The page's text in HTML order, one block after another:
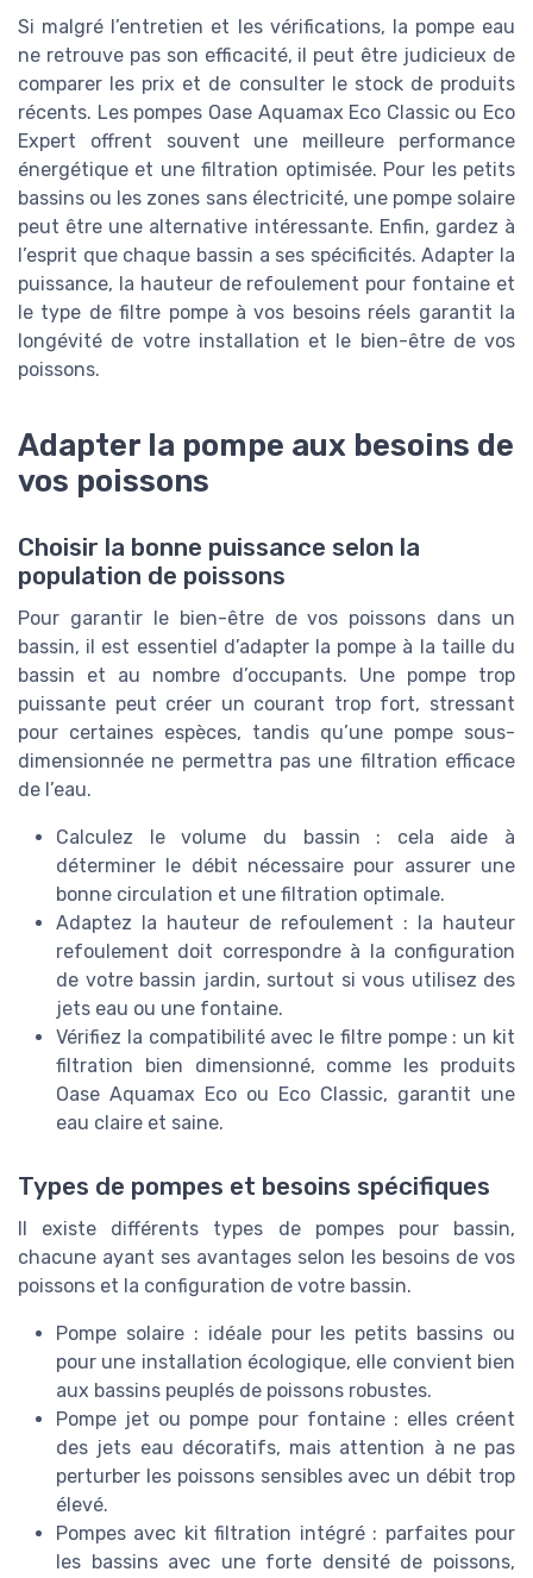
Si malgré l’entretien et les vérifications, la pompe eau
ne retrouve pas son efficacité, il peut être judicieux de
comparer les prix et de consulter le stock de produits
récents. Les pompes Oase Aquamax Eco Classic ou Eco
Expert offrent souvent une meilleure performance
énergétique et une filtration optimisée. Pour les petits
bassins ou les zones sans électricité, une pompe solaire
peut être une alternative intéressante. Enfin, gardez à
l’esprit que chaque bassin a ses spécificités. Adapter la
puissance, la hauteur de refoulement pour fontaine et
le type de filtre pompe à vos besoins réels garantit la
longévité de votre installation et le bien-être de vos
poissons.
Adapter la pompe aux besoins de
vos poissons
Choisir la bonne puissance selon la
population de poissons
Pour garantir le bien-être de vos poissons dans un
bassin, il est essentiel d’adapter la pompe à la taille du
bassin et au nombre d’occupants. Une pompe trop
puissante peut créer un courant trop fort, stressant
pour certaines espèces, tandis qu’une pompe sous-
dimensionnée ne permettra pas une filtration efficace
de l’eau.
Calculez le volume du bassin : cela aide à
déterminer le débit nécessaire pour assurer une
bonne circulation et une filtration optimale.
Adaptez la hauteur de refoulement : la hauteur
refoulement doit correspondre à la configuration
de votre bassin jardin, surtout si vous utilisez des
jets eau ou une fontaine.
Vérifiez la compatibilité avec le filtre pompe : un kit
filtration bien dimensionné, comme les produits
Oase Aquamax Eco ou Eco Classic, garantit une
eau claire et saine.
Types de pompes et besoins spécifiques
Il existe différents types de pompes pour bassin,
chacune ayant ses avantages selon les besoins de vos
poissons et la configuration de votre bassin.
Pompe solaire : idéale pour les petits bassins ou
pour une installation écologique, elle convient bien
aux bassins peuplés de poissons robustes.
Pompe jet ou pompe pour fontaine : elles créent
des jets eau décoratifs, mais attention à ne pas
perturber les poissons sensibles avec un débit trop
élevé.
Pompes avec kit filtration intégré : parfaites pour
les bassins avec une forte densité de poissons,